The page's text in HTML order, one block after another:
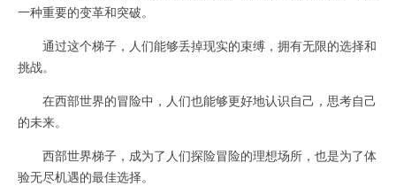
一种重要的变革和突破。
通过这个梯子，人们能够丢掉现实的束缚，拥有无限的选择和
挑战。
在西部世界的冒险中，人们也能够更好地认识自己，思考自己
的未来。
西部世界梯子，成为了人们探险冒险的理想场所，也是为了体
验无尽机遇的最佳选择。